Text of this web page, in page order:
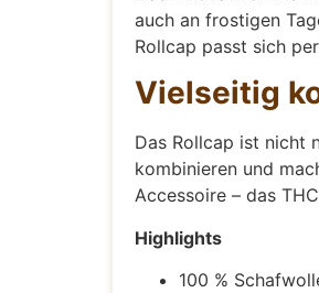
auch an frostigen
Rollcap passt sich
Vielseitig
Das Rollcap ist nicht
kombinieren und
Accessoire – das
Highlights
100 %